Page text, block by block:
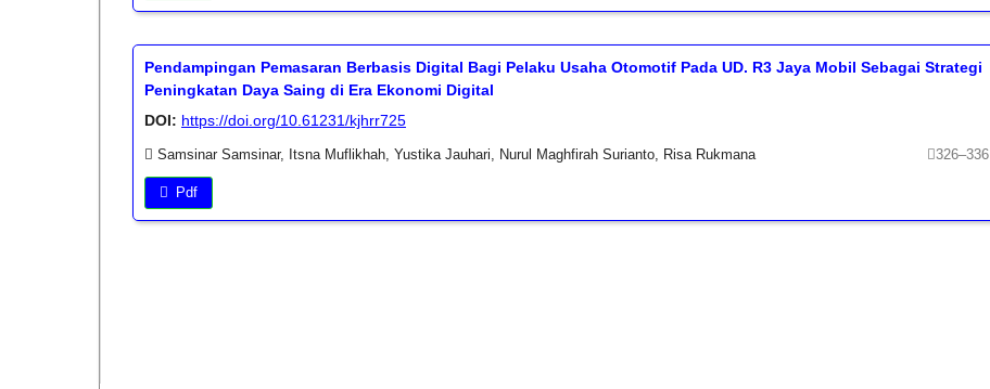
Pendampingan Pemasaran Berbasis Digital Bagi Pelaku Usaha Otomotif Pada UD. R3 Jaya Mobil Sebagai Strategi
Peningkatan Daya Saing di Era Ekonomi Digital
DOI: https://doi.org/10.61231/kjhrr725
Samsinar Samsinar, Itsna Muflikhah, Yustika Jauhari, Nurul Maghfirah Surianto, Risa Rukmana 326–336
Pdf